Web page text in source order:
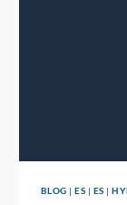
BLOG |ES | ES |